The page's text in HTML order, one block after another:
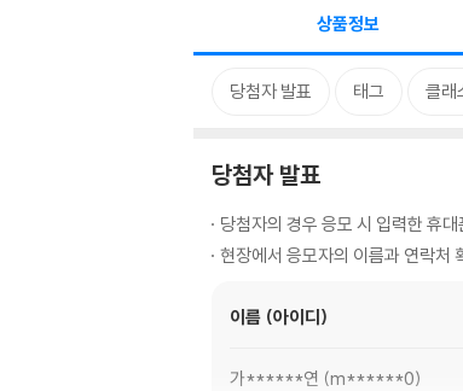
상품정보
당첨자 발표 태그 클래
당첨자 발표
당첨자의 경우 응모 시 입력한 휴
현장에서 응모자의 이름과 연락처
이름 (아이디)
가******연 m******0